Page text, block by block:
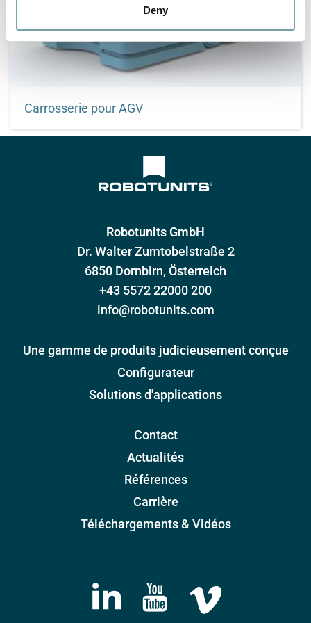
Deny
Carrosserie pour AGV
Des solutions de transport personnalisables
Robotunits GmbH
Dr. Walter Zumtobelstraße 2
6850 Dornbirn, Österreich
+43 5572 22000 200
info@robotunits.com
Une gamme de produits judicieusement conçue
Configurateur
Solutions d'applications
Contact
Actualités
Références
Carrière
Téléchargements & Vidéos